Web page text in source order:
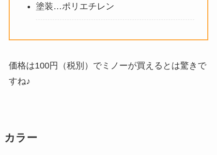
塗装…ポリエチレン
価格は100円（税別）でミノーが買えるとは驚きで
すね♪
カラー